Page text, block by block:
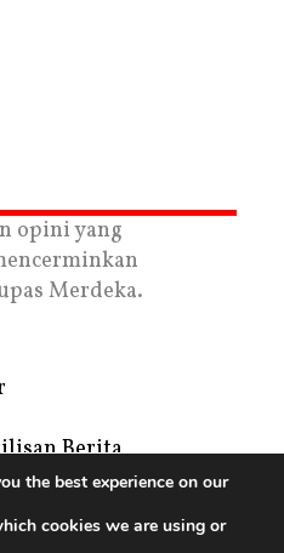
opini yang
Merdeka.
Berita
the best experience on our
cookies we are using or